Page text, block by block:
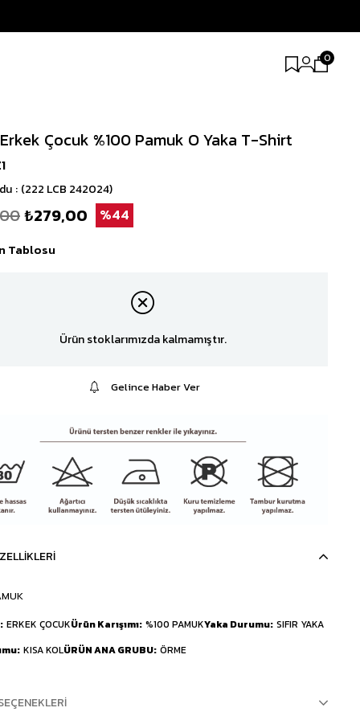
0
Çocuk %100 Pamuk O Yaka T-Shirt
(222 LCB 242024)
₺279,00 44
Tablosu
Ürün stoklarımızda kalmamıştır.
Gelince Haber Ver
ERKEK ÇOCUKÜrün Karışımı %100 PAMUKYaka Durumu SIFIR YAKA
KISA KOLÜRÜN ANA GRUBU ÖRME